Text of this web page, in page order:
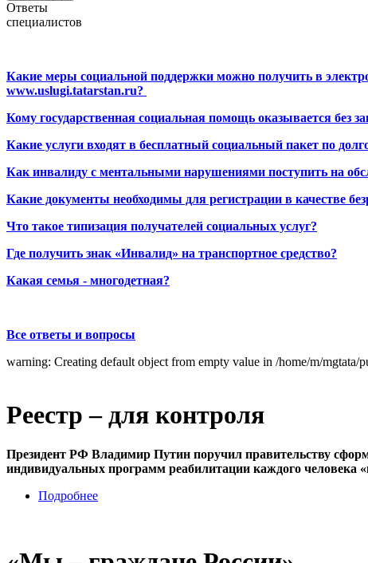
Ответы
специалистов
Какие меры социальной поддержки можно получить в
www.uslugi.tatarstan.ru?
Кому государственная социальная помощь оказывается без
Какие услуги входят в бесплатный социальный пакет по
Как инвалиду с ментальными нарушениями поступить на
Какие документы необходимы для регистрации в качестве
Что такое типизация получателей социальных услуг?
Где получить знак «Инвалид» на транспортное средство?
Какая семья - многодетная?
Все ответы и вопросы
warning: Creating default object from empty value in /home/m/
Реестр – для контроля
Президент РФ Владимир Путин поручил правительству
индивидуальных программ реабилитации каждого человека
Подробнее